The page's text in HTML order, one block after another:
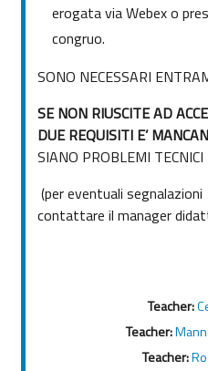
erogata via Webex o
congruo.
SONO NECESSARI
SE NON RIUSCITE AD
DUE REQUISITI E’
SIANO PROBLEMI TECNICI
(per eventuali
contattare il manager
Teacher:
Teacher:
Teacher: